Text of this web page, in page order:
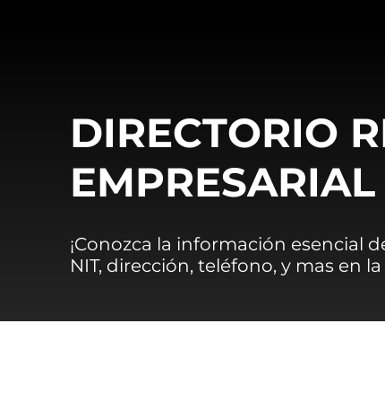
DIRECTORIO
EMPRESARIAL
¡Conozca la información esencial
NIT, dirección, teléfono, y mas en